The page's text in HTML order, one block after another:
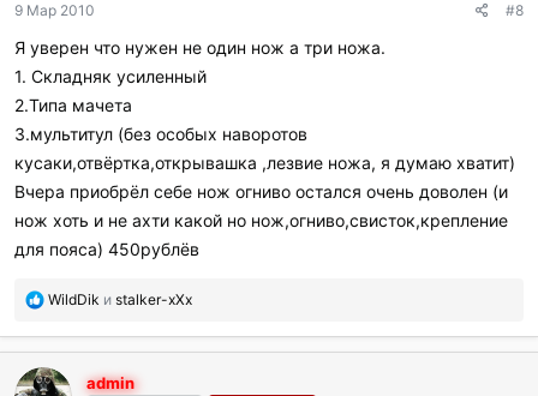
а
и
л
и
9 Мар 2010 #8
Я уверен что нужен не один нож а три ножа.
1. Складняк усиленный
2.Типа мачета
З.мультитул (без особых наворотов
кусаки,отвёртка,открывашка ,лезвие ножа, я думаю хватит)
Вчера приобрёл себе нож огниво остался очень доволен (и
нож хоть и не ахти какой но нож,огниво,свисток,крепление
для пояса) 450рублёв
П
б
л
а
WildDik и stalker-xXx
admin